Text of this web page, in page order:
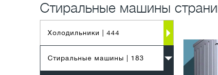
Стиральные машины
Холодильники | 444
Стиральные машины | 183